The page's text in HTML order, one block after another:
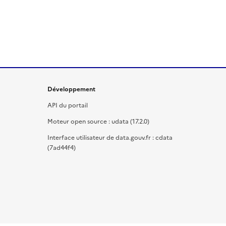
Développement
API du portail
Moteur open source : udata (17.2.0)
Interface utilisateur de data.gouv.fr : cdata
(7ad44f4)